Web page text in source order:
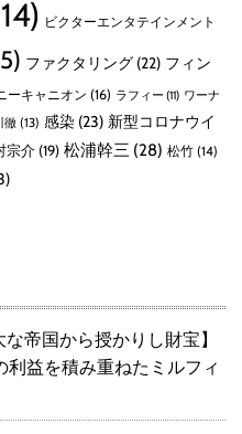
ビクターエンタテインメント
ファクタリング (22) フィン
ーキャニオン (16) ラフィー (11) ワーナ
徹 (13) 感染 (23) 新型コロナウイ
宗介 (19) 松浦幹三 (28) 松竹 (14)
帝国から授かりし財宝】
利益を積み重ねたミルフィ